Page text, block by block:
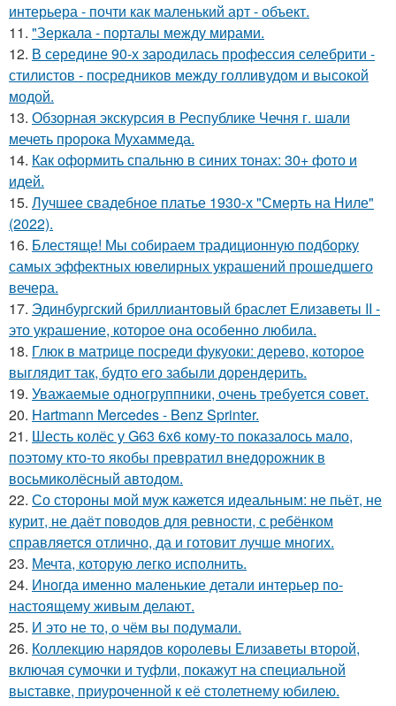
интерьера - почти как маленький арт - объект.
11. "Зеркала - порталы между мирами.
12. В середине 90-х зародилась профессия селебрити -
стилистов - посредников между голливудом и высокой
модой.
13. Обзорная экскурсия в Республике Чечня г. шали
мечеть пророка Мухаммеда.
14. Как оформить спальню в синих тонах: 30+ фото и
идей.
15. Лучшее свадебное платье 1930-х "Смерть на Ниле"
(2022).
16. Блестяще! Мы собираем традиционную подборку
самых эффектных ювелирных украшений прошедшего
вечера.
17. Эдинбургский бриллиантовый браслет Елизаветы II -
это украшение, которое она особенно любила.
18. Глюк в матрице посреди фукуоки: дерево, которое
выглядит так, будто его забыли дорендерить.
19. Уважаемые одногруппники, очень требуется совет.
20. Hartmann Mercedes - Benz Sprinter.
21. Шесть колёс у G63 6x6 кому-то показалось мало,
поэтому кто-то якобы превратил внедорожник в
восьмиколёсный автодом.
22. Со стороны мой муж кажется идеальным: не пьёт, не
курит, не даёт поводов для ревности, с ребёнком
справляется отлично, да и готовит лучше многих.
23. Мечта, которую легко исполнить.
24. Иногда именно маленькие детали интерьер по-
настоящему живым делают.
25. И это не то, о чём вы подумали.
26. Коллекцию нарядов королевы Елизаветы второй,
включая сумочки и туфли, покажут на специальной
выставке, приуроченной к её столетнему юбилею.